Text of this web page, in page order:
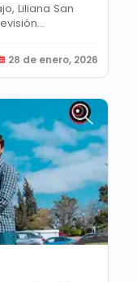
Liliana San
28 de enero, 2026